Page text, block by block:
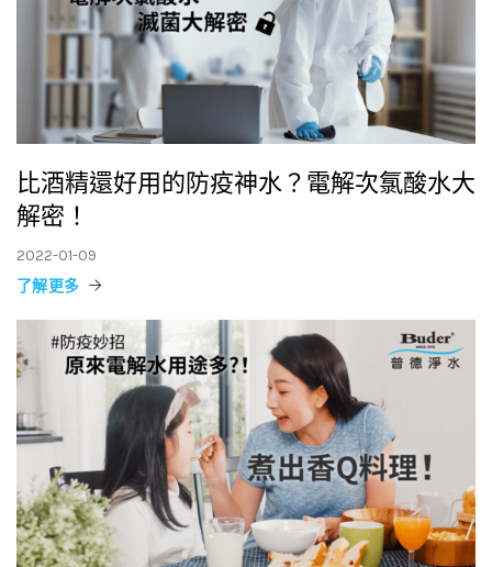
比酒精還好用的防疫神水？電解次氯酸水大
解密！
2022-01-09
了解更多